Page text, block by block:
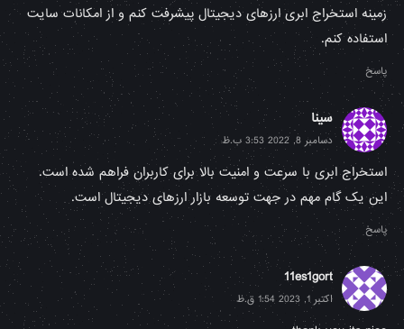
زمینه استخراج ابری ارزهای دیجیتال پیشرفت کنم و از امکانات سایت
استفاده کنم.
پاسخ
سینا
دسامبر 8, 2022 3:53 ب.ظ
استخراج ابری با سرعت و امنیت بالا برای کاربران فراهم شده است.
این یک گام مهم در جهت توسعه بازار ارزهای دیجیتال است.
پاسخ
11es1gort
اکتبر 1, 2023 1:54 ق.ظ